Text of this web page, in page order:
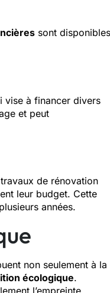
sont disponibles
vise à financer divers
et peut
de rénovation
leur budget. Cette
années.
non seulement à la
écologique.